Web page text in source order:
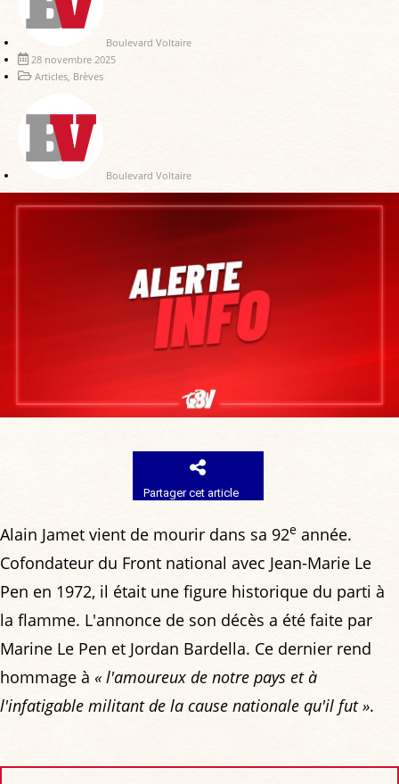
Boulevard Voltaire
28 novembre 2025
Articles, Brèves
Boulevard Voltaire
Partager cet article
Alain Jamet vient de mourir dans sa 92e année.
Cofondateur du Front national avec Jean-Marie Le
Pen en 1972, il était une figure historique du parti à
la flamme. L'annonce de son décès a été faite par
Marine Le Pen et Jordan Bardella. Ce dernier rend
hommage à « l'amoureux de notre pays et à
l'infatigable militant de la cause nationale qu'il fut ».